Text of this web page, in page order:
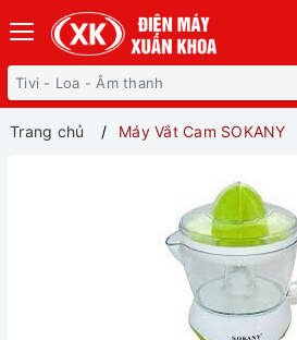
Trang chủ Máy Vắt Cam SOKANY